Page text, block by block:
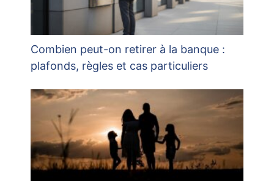
Combien peut-on retirer à la banque :
plafonds, règles et cas particuliers